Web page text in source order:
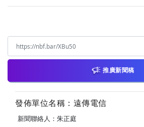
推廣新聞稿
發佈單位名稱：遠傳電信
新聞聯絡人：朱正庭